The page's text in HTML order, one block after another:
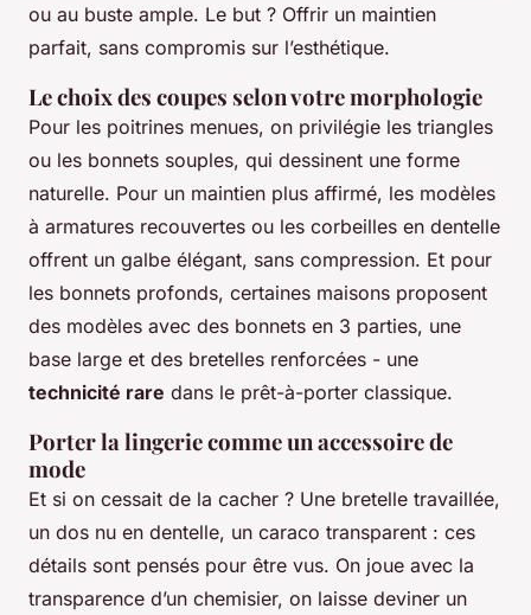
ou au buste ample. Le but ? Offrir un maintien
parfait, sans compromis sur l’esthétique.
Le choix des coupes selon votre morphologie
Pour les poitrines menues, on privilégie les triangles
ou les bonnets souples, qui dessinent une forme
naturelle. Pour un maintien plus affirmé, les modèles
à armatures recouvertes ou les corbeilles en dentelle
offrent un galbe élégant, sans compression. Et pour
les bonnets profonds, certaines maisons proposent
des modèles avec des bonnets en 3 parties, une
base large et des bretelles renforcées - une
technicité rare dans le prêt-à-porter classique.
Porter la lingerie comme un accessoire de
mode
Et si on cessait de la cacher ? Une bretelle travaillée,
un dos nu en dentelle, un caraco transparent : ces
détails sont pensés pour être vus. On joue avec la
transparence d’un chemisier, on laisse deviner un